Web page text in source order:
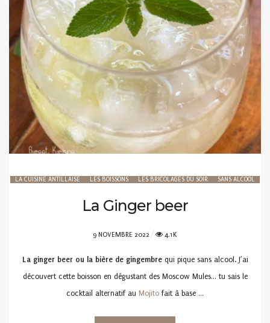
LA CUISINE ANTILLAISE LES BOISSONS LES BRICOLAGES DU SOIR SANS ALCOOL
La Ginger beer
POSTED
9 NOVEMBRE 2022 4.1K
La ginger beer ou la bière de gingembrequi pique sans alcool. J’ai
découvert cette boisson en dégustant des Moscow Mules… tu sais le
cocktail alternatif au Mojito fait à base …